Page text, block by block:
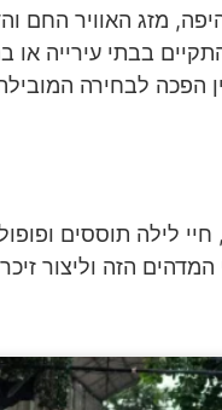
מזג האוויר החם
בבתי עירייה או
הפכה לבחירה
לילה תוססים
הזה וליצור